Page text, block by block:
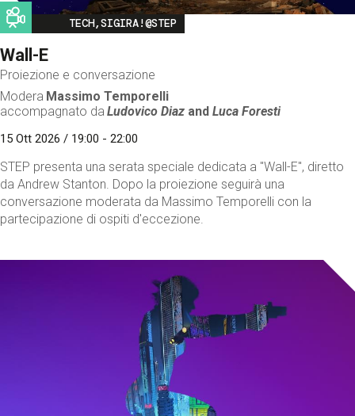
Image
TECH,SIGIRA!@STEP
Wall-E
Proiezione e conversazione
Modera Massimo Temporelli
accompagnato da Ludovico Diaz andLuca Foresti
15 Ott 2026 / 19:00 - 22:00
STEP presenta una serata speciale dedicata a "Wall-E", diretto
da Andrew Stanton. Dopo la proiezione seguirà una
conversazione moderata da Massimo Temporelli con la
partecipazione di ospiti d'eccezione.